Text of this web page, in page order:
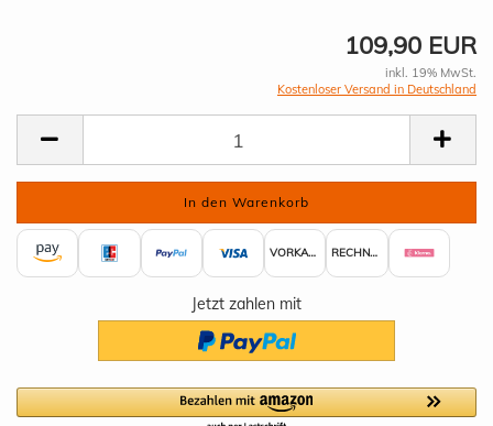
109,90 EUR
inkl. 19% MwSt.
Kostenloser Versand in Deutschland
VORKASSE RECHNUNG
Jetzt zahlen mit